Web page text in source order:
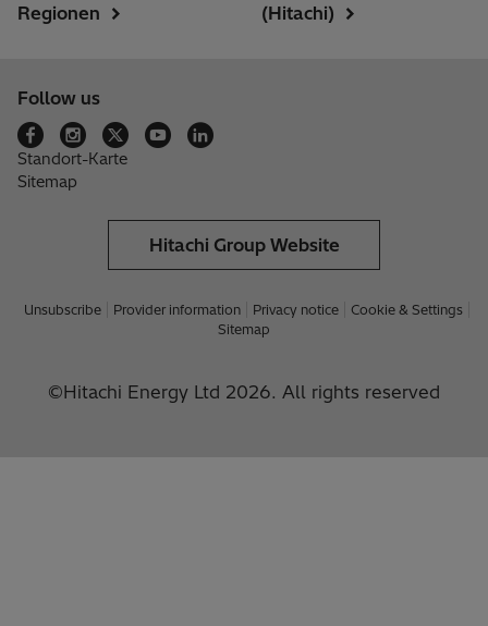
Regionen
(Hitachi)
Follow us
Standort-Karte
Sitemap
Hitachi Group Website
Unsubscribe Provider information Privacy notice
Cookie & Settings
Sitemap
©Hitachi Energy Ltd 2026. All rights reserved